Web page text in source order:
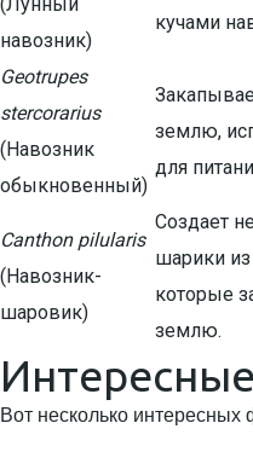
навозник)
кучами
Geotrupes
stercorarius
(Навозник
обыкновенный)
землю,
для
Canthon pilularis
(Навозник-
шаровик)
Создает
шарики из
которые
землю.
Вот несколько интересных